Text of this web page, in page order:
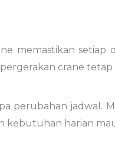
memastikan setiap
crane tetap
perubahan jadwal.
kebutuhan harian